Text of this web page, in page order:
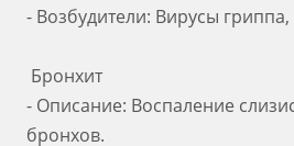
- Возбудители: Вирусы
Бронхит
- Описание: Воспаление
бронхов.